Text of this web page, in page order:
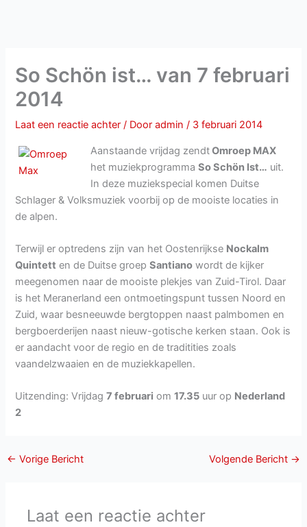
So Schön ist… van 7 februari
2014
Laat een reactie achter / Dooradmin/ 3 februari 2014
Aanstaande vrijdag zendtOmroep MAX
het muziekprogrammaSo Schön Ist… uit.
In deze muziekspecial komen Duitse
Schlager & Volksmuziek voorbij op de mooiste locaties in
de alpen.
Terwijl er optredens zijn van het Oostenrijkse Nockalm
Quintett en de Duitse groepSantiano wordt de kijker
meegenomen naar de mooiste plekjes van Zuid-Tirol. Daar
is het Meranerland een ontmoetingspunt tussen Noord en
Zuid, waar besneeuwde bergtoppen naast palmbomen en
bergboerderijen naast nieuw-gotische kerken staan. Ook is
er aandacht voor de regio en de traditities zoals
vaandelzwaaien en de muziekkapellen.
Uitzending: Vrijdag7 februari om17.35 uur op Nederland
2
← Vorige Bericht Volgende Bericht →
Laat een reactie achter